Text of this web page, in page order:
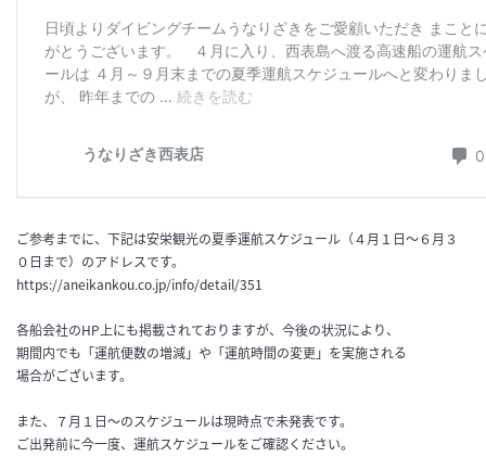
ご参考までに、下記は安栄観光の夏季運航スケジュール（４月１日～６月３
０日まで）のアドレスです。
https://aneikankou.co.jp/info/detail/351
各船会社のHP上にも掲載されておりますが、今後の状況により、
期間内でも「運航便数の増減」や「運航時間の変更」を実施される
場合がございます。
また、７月１日～のスケジュールは現時点で未発表です。
ご出発前に今一度、運航スケジュールをご確認ください。